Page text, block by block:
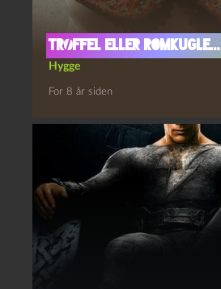
Trøffel eller romkugle…
Hygge
For 8 år siden